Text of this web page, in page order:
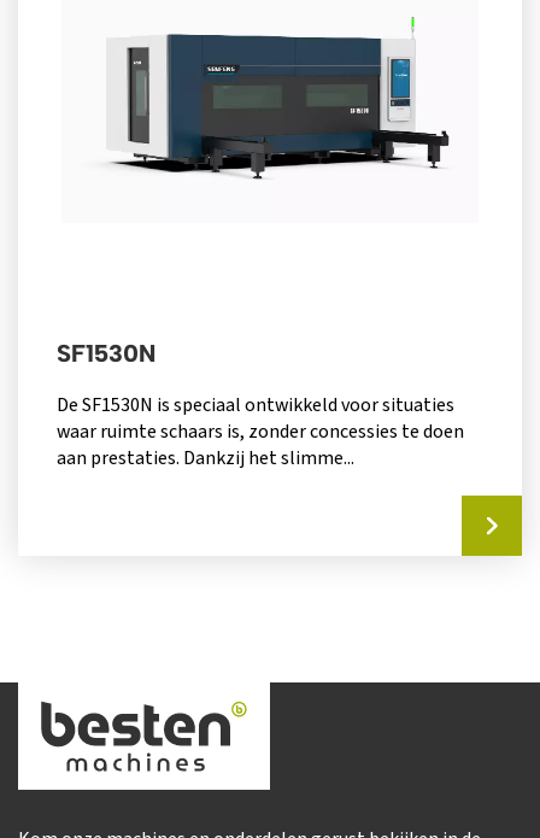
SF1530N
De SF1530N is speciaal ontwikkeld voor situaties
waar ruimte schaars is, zonder concessies te doen
aan prestaties. Dankzij het slimme...